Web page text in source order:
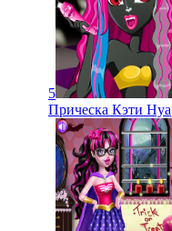
5
Прическа Кэти